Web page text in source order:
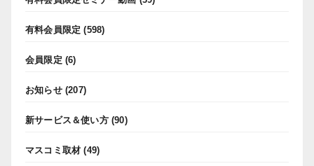
有料会員限定 (598)
会員限定 (6)
お知らせ(207)
新サービス＆使い方(90)
マスコミ取材 (49)